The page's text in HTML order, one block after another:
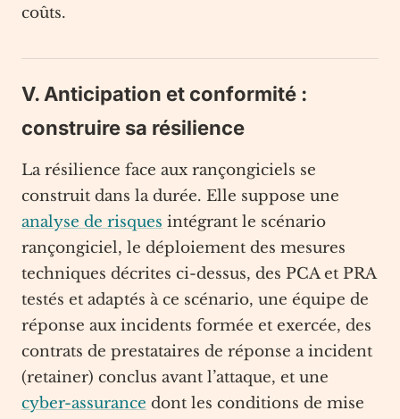
coûts.
V. Anticipation et conformité :
construire sa résilience
La résilience face aux rançongiciels se
construit dans la durée. Elle suppose une
analyse de risques intégrant le scénario
rançongiciel, le déploiement des mesures
techniques décrites ci-dessus, des PCA et PRA
testés et adaptés à ce scénario, une équipe de
réponse aux incidents formée et exercée, des
contrats de prestataires de réponse a incident
(retainer) conclus avant l’attaque, et une
cyber-assurance dont les conditions de mise